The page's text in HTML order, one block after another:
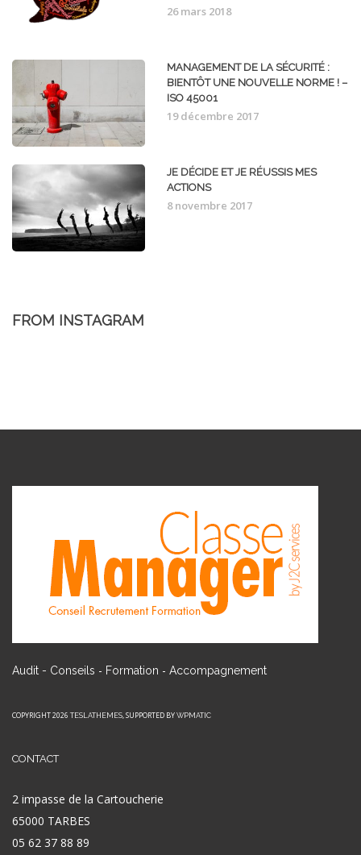
26 mars 2018
MANAGEMENT DE LA SÉCURITÉ :
BIENTÔT UNE NOUVELLE NORME ! –
ISO 45001
19 décembre 2017
JE DÉCIDE ET JE RÉUSSIS MES
ACTIONS
8 novembre 2017
FROM INSTAGRAM
Audit - Conseils - Formation - Accompagnement
COPYRIGHT 2026 TESLATHEMES, SUPPORTED BY WPMATIC
CONTACT
2 impasse de la Cartoucherie
65000 TARBES
05 62 37 88 89